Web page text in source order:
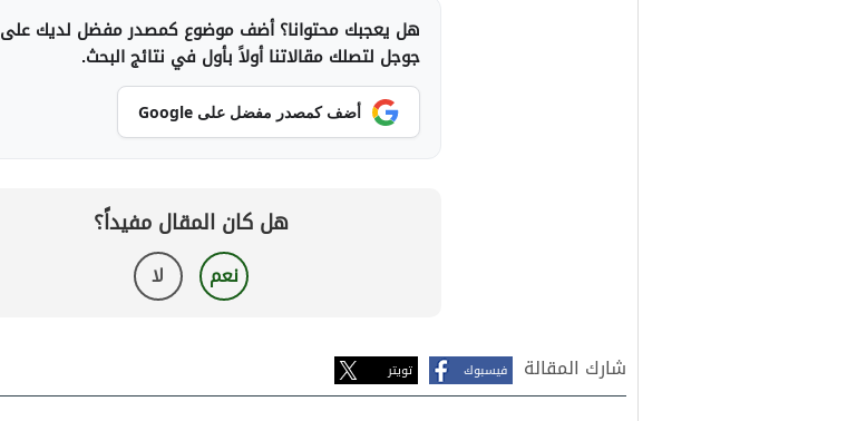
هل يعجبك محتوانا؟ أضف موضوع كمصدر مفضل لديك على
جوجل لتصلك مقالاتنا أولاً بأول في نتائج البحث.
أضف كمصدر مفضل على Google
هل كان المقال مفيداً؟
نعم لا
شارك المقالة فيسبوك تويتر